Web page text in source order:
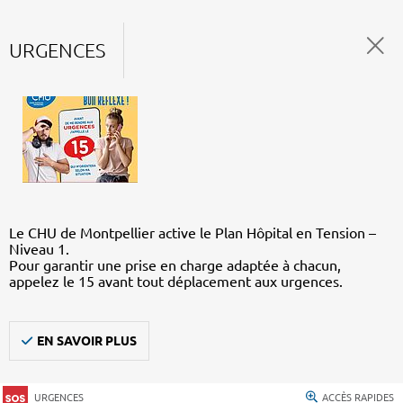
URGENCES
Le CHU de Montpellier active le Plan Hôpital en Tension –
Niveau 1.
Pour garantir une prise en charge adaptée à chacun,
appelez le 15 avant tout déplacement aux urgences.
EN SAVOIR PLUS
URGENCES ACCÈS RAPIDES